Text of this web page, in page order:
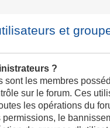
et
?
sont les membres
sur le forum. Ces
les opérations du
permissions, le